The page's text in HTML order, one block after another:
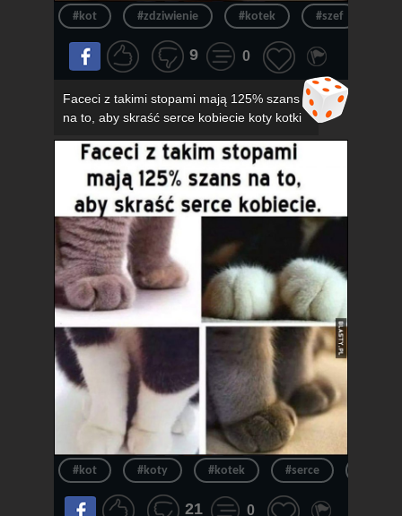
#kot #zdziwienie #kotek #szef
9 0
Faceci z takimi stopami mają 125% szans
na to, aby skraść serce kobiecie koty kotki
#kot #koty #kotek #serce
21 0